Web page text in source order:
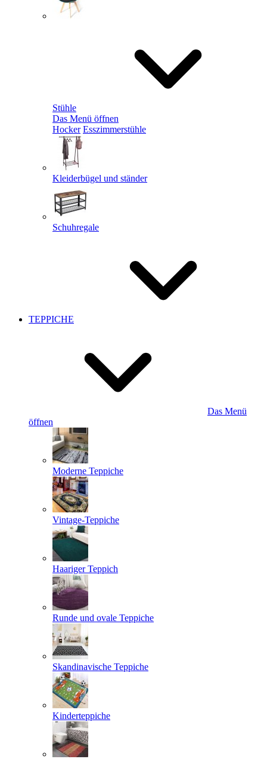
Stühle
Das Menü öffnen
Hocker Esszimmerstühle
Kleiderbügel und ständer
Schuhregale
TEPPICHE
Das Menü
öffnen
Moderne Teppiche
Vintage-Teppiche
Haariger Teppich
Runde und ovale Teppiche
Skandinavische Teppiche
Kinderteppiche